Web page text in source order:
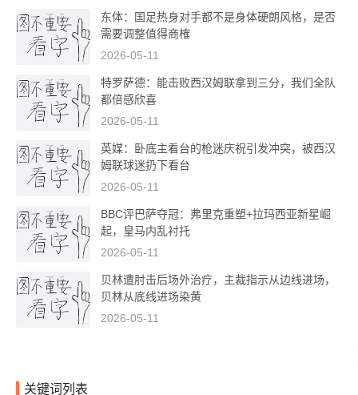
东体：国足热身对手都不是身体硬朗风格，是否
需要调整值得商榷
2026-05-11
特罗萨德：能击败西汉姆联拿到三分，我们全队
都倍感欣喜
2026-05-11
英媒：卧底主看台的枪迷庆祝引发冲突，被西汉
姆联球迷扔下看台
2026-05-11
BBC评巴萨夺冠：弗里克重塑+拉玛西亚新星崛
起，皇马内乱衬托
2026-05-11
贝林遭肘击后场外治疗，主裁指示从边线进场，
贝林从底线进场染黄
2026-05-11
关键词列表